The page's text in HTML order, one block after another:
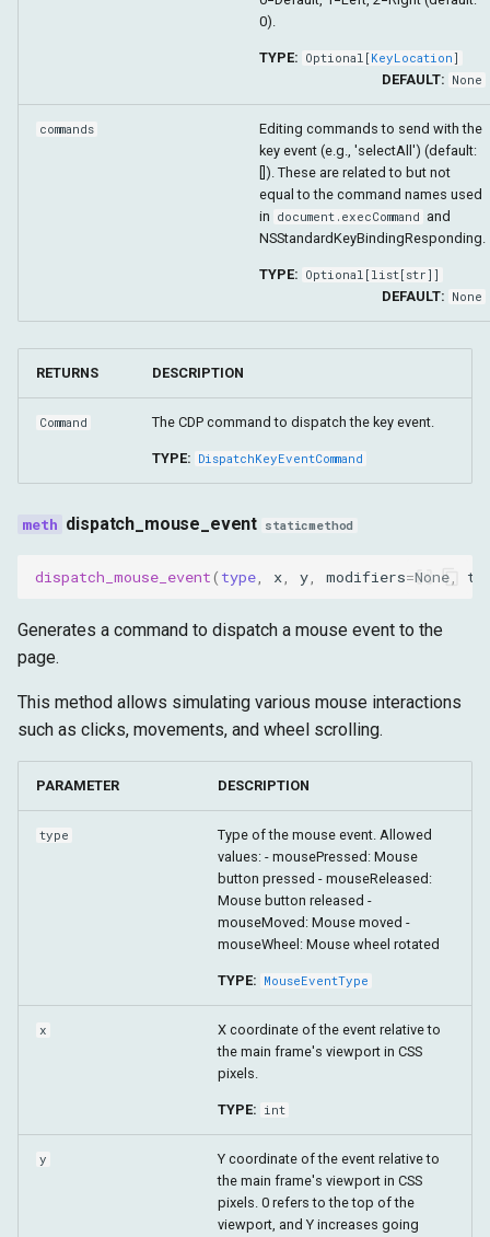
0).
TYPE: Optional [KeyLocation]
DEFAULT: None
commands
Editing commands to send with the
key event (e.g., 'selectAll') (default:
[]). These are related to but not
equal to the command names used
in document.execCommand and
NSStandardKeyBindingResponding.
TYPE: Optional [list[str]]
DEFAULT: None
RETURNS DESCRIPTION
Command The CDP command to dispatch the key event.
TYPE: DispatchKeyEventCommand
dispatch_mouse_event staticmethod
dispatch_mouse_event( type x y modifiers=None
Generates a command to dispatch a mouse event to the
page.
This method allows simulating various mouse interactions
such as clicks, movements, and wheel scrolling.
PARAMETER DESCRIPTION
type
Type of the mouse event. Allowed
values: - mousePressed: Mouse
button pressed - mouseReleased:
Mouse button released -
mouseMoved: Mouse moved -
mouseWheel: Mouse wheel rotated
TYPE: MouseEventType
x
X coordinate of the event relative to
the main frame's viewport in CSS
pixels.
TYPE: int
y
Y coordinate of the event relative to
the main frame's viewport in CSS
pixels. 0 refers to the top of the
viewport, and Y increases going